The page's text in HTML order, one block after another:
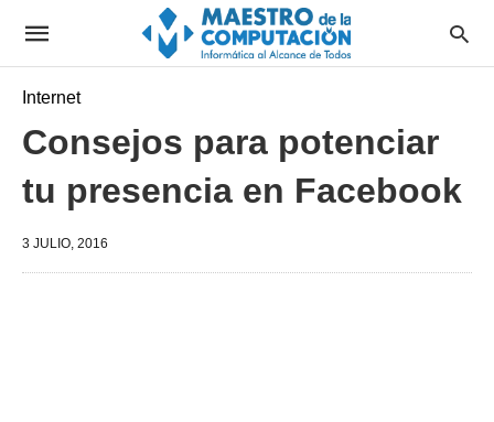
Internet
Consejos para potenciar
tu presencia en Facebook
3 JULIO, 2016